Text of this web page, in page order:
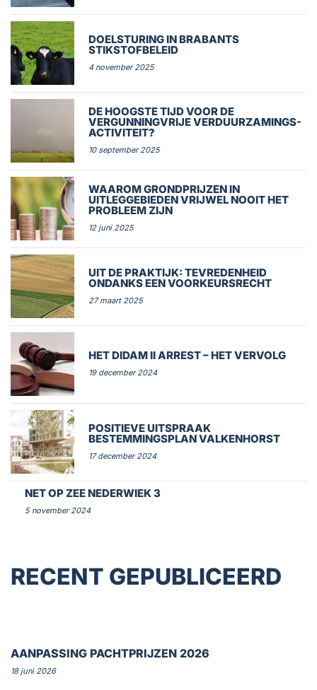
DOELSTURING IN BRABANTS
STIKSTOFBELEID
4 november 2025
DE HOOGSTE TIJD VOOR DE
VERGUNNINGVRIJE VERDUURZAMINGS-
ACTIVITEIT?
10 september 2025
WAAROM GRONDPRIJZEN IN
UITLEGGEBIEDEN VRIJWEL NOOIT HET
PROBLEEM ZIJN
12 juni 2025
UIT DE PRAKTIJK: TEVREDENHEID
ONDANKS EEN VOORKEURSRECHT
27 maart 2025
HET DIDAM II ARREST – HET VERVOLG
19 december 2024
POSITIEVE UITSPRAAK
BESTEMMINGSPLAN VALKENHORST
17 december 2024
NET OP ZEE NEDERWIEK 3
5 november 2024
RECENT GEPUBLICEERD
AANPASSING PACHTPRIJZEN 2026
18 juni 2026